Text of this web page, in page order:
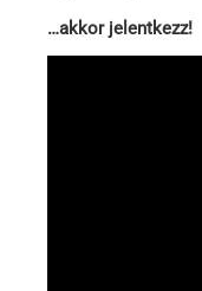
…akkor jelentkezz!